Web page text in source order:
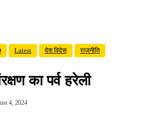
Latest देश विदेस राजनीति
का पर्व हरेली
4, 2024